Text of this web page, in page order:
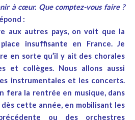
à cœur. Que comptez-vous faire ?
:
aux autres pays, on voit que la
insuffisante en France. Je
en sorte qu’il y ait des chorales
et collèges. Nous allons aussi
instrumentales et les concerts.
fera la rentrée en musique, dans
dès cette année, en mobilisant les
ou des orchestres